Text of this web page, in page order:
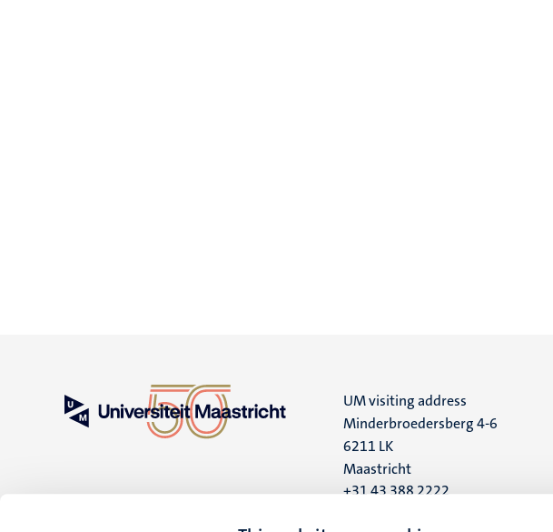
UM visiting address
Minderbroedersberg 4-6
6211 LK
Maastricht
+31 43 388 2222